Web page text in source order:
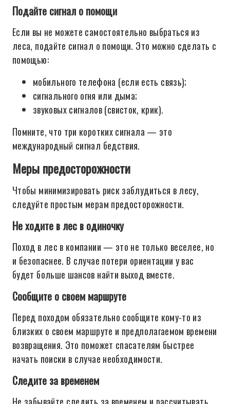
Подайте сигнал о помощи
Если вы не можете самостоятельно выбраться из
леса, подайте сигнал о помощи. Это можно сделать с
помощью:
мобильного телефона (если есть связь);
сигнального огня или дыма;
звуковых сигналов (свисток, крик).
Помните, что три коротких сигнала — это
международный сигнал бедствия.
Меры предосторожности
Чтобы минимизировать риск заблудиться в лесу,
следуйте простым мерам предосторожности.
Не ходите в лес в одиночку
Поход в лес в компании — это не только веселее, но
и безопаснее. В случае потери ориентации у вас
будет больше шансов найти выход вместе.
Сообщите о своем маршруте
Перед походом обязательно сообщите кому-то из
близких о своем маршруте и предполагаемом времени
возвращения. Это поможет спасателям быстрее
начать поиски в случае необходимости.
Следите за временем